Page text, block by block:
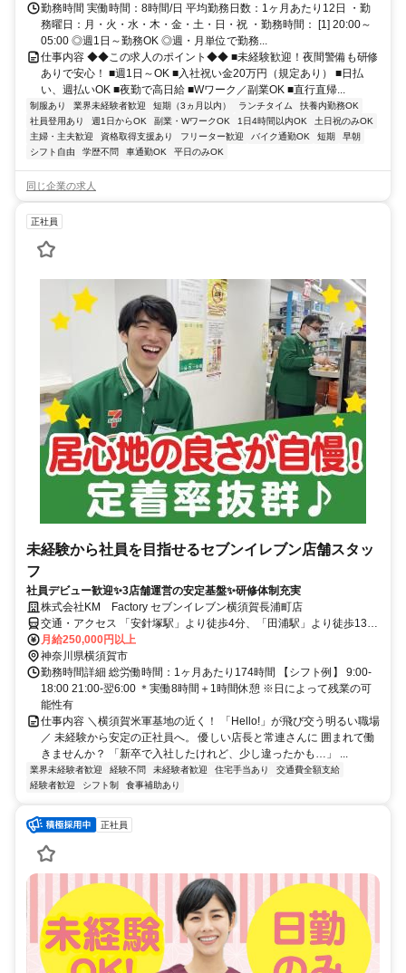
勤務時間 実働時間：8時間/日 平均勤務日数：1ヶ月あたり12日 ・勤
務曜日：月・火・水・木・金・土・日・祝 ・勤務時間： [1] 20:00～
05:00 ◎週1日～勤務OK ◎週・月単位で勤務...
仕事内容 ◆◆この求人のポイント◆◆ ■未経験歓迎！夜間警備も研修
ありで安心！ ■週1日～OK ■入社祝い金20万円（規定あり） ■日払
い、週払いOK ■夜勤で高日給 ■Wワーク／副業OK ■直行直帰...
制服あり 業界未経験者歓迎 短期（3ヵ月以内） ランチタイム
扶養内勤務OK
社員登用あり
週1日からOK 副業・WワークOK 1日4時間以内OK
土日祝のみOK
主婦・主夫歓迎
資格取得支援あり フリーター歓迎 バイク通勤OK 短期
早朝
シフト自由
学歴不問 車通勤OK 平日のみOK
同じ企業の求人
正社員
未経験から社員を目指せるセブンイレブン店舗スタッ
フ
社員デビュー歓迎✨3店舗運営の安定基盤✨研修体制充実
株式会社KM Factory セブンイレブン横須賀長浦町店
交通・アクセス 「安針塚駅」より徒歩4分、「田浦駅」より徒歩13
分、バス6分
月給250,000円以上
神奈川県横須賀市
勤務時間詳細 総労働時間：1ヶ月あたり174時間 【シフト例】 9:00-
18:00 21:00-翌6:00 ＊実働8時間＋1時間休憩 ※日によって残業の可
能性有
仕事内容 ＼横須賀米軍基地の近く！ 「Hello!」が飛び交う明るい職場
／ 未経験から安定の正社員へ。 優しい店長と常連さんに 囲まれて働
きませんか？ 「新卒で入社したけれど、少し違ったかも…」 ...
業界未経験者歓迎 経験不問 未経験者歓迎 住宅手当あり
交通費全額支給
経験者歓迎
シフト制 食事補助あり
正社員